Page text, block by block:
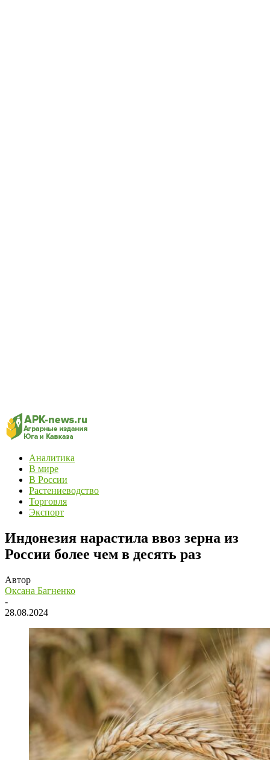
Аналитика
В мире
В России
Растениеводство
Торговля
Экспорт
Индонезия нарастила ввоз зерна из
России более чем в десять раз
Автор
Оксана Багненко
-
28.08.2024